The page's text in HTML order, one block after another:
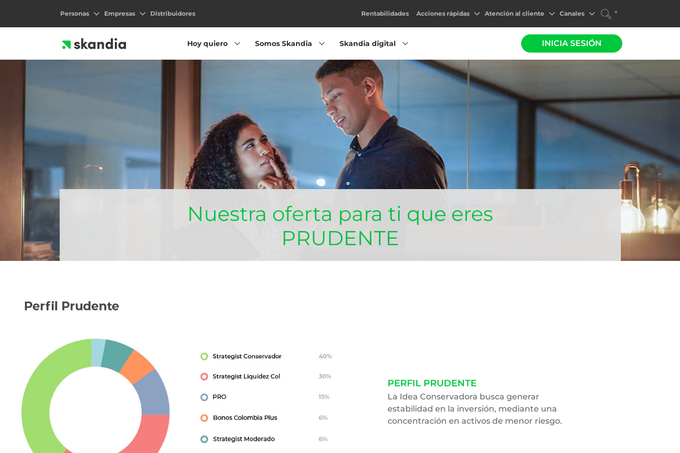
Personas Empresas Distribuidores Rentabilidades Acciones rápidas Atención al cliente Canales °
Hoy quiero Somos Skandia Skandia digital INICIA SESIÓN
Nuestra oferta para ti que eres
PRUDENTE
PERFIL PRUDENTE
La Idea Conservadora busca generar
estabilidad en la inversión, mediante una
concentración en activos de menor riesgo.